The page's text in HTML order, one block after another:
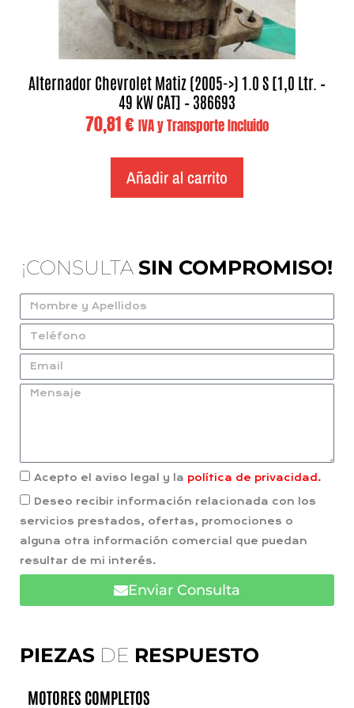
Alternador Chevrolet Matiz (2005->) 1.0 S [1,0 Ltr. –
49 kW CAT] – 386693
70,81€ IVA y Transporte Incluido
Añadir al carrito
PIEZAS DE RESPUESTO
MOTORES COMPLETOS
¡CONSULTA SIN COMPROMISO!
Acepto el aviso legal y la política de privacidad.
Deseo recibir información relacionada con los
servicios prestados, ofertas, promociones o
alguna otra información comercial que puedan
resultar de mi interés.
Enviar Consulta